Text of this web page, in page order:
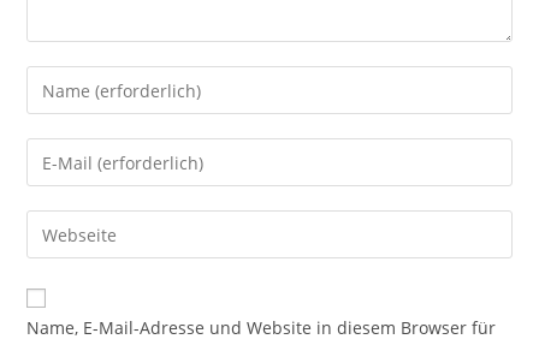
Name, E-Mail-Adresse und Website in diesem Browser für